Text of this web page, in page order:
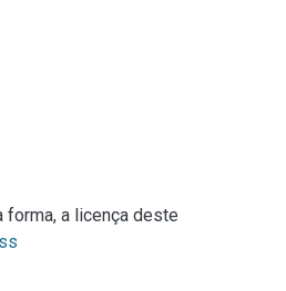
forma, a licença deste